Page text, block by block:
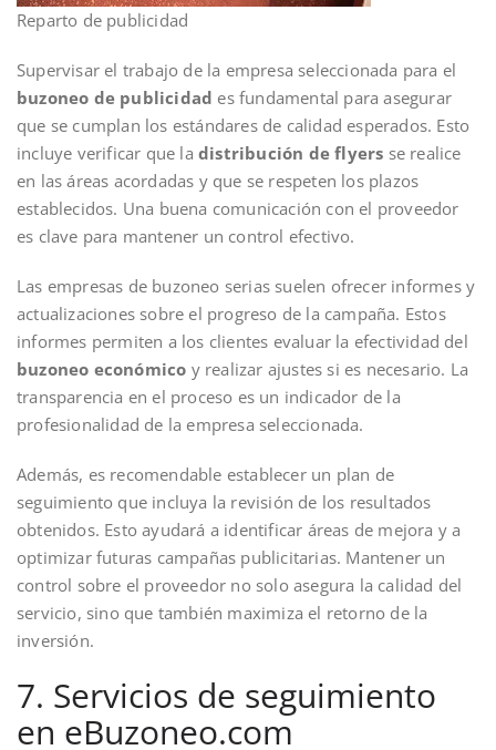
Reparto de publicidad
Supervisar el trabajo de la empresa seleccionada para el
buzoneo de publicidad es fundamental para asegurar
que se cumplan los estándares de calidad esperados. Esto
incluye verificar que la distribución de flyers se realice
en las áreas acordadas y que se respeten los plazos
establecidos. Una buena comunicación con el proveedor
es clave para mantener un control efectivo.
Las empresas de buzoneo serias suelen ofrecer informes y
actualizaciones sobre el progreso de la campaña. Estos
informes permiten a los clientes evaluar la efectividad del
buzoneo económico y realizar ajustes si es necesario. La
transparencia en el proceso es un indicador de la
profesionalidad de la empresa seleccionada.
Además, es recomendable establecer un plan de
seguimiento que incluya la revisión de los resultados
obtenidos. Esto ayudará a identificar áreas de mejora y a
optimizar futuras campañas publicitarias. Mantener un
control sobre el proveedor no solo asegura la calidad del
servicio, sino que también maximiza el retorno de la
inversión.
7. Servicios de seguimiento
en eBuzoneo.com